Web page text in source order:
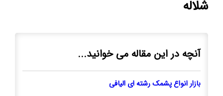
شلاله
آنچه در این مقاله می خوانید...
بازار انواع پشمک رشته ای الیافی